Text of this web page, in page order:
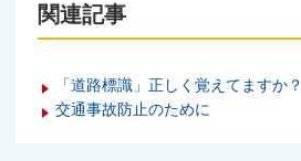
関連記事
「道路標識」正しく覚えてますか？
交通事故防止のために